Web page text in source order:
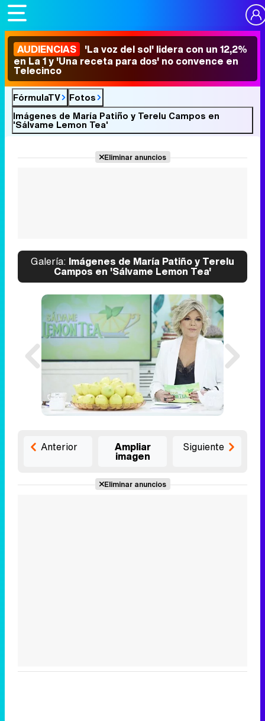
AUDIENCIAS 'La voz del sol' lidera con un 12,2%
en La 1 y 'Una receta para dos' no convence en
Telecinco
FórmulaTV
Fotos
Imágenes de María Patiño y Terelu Campos en
'Sálvame Lemon Tea'
Eliminar anuncios
Galería: Imágenes de María Patiño y Terelu
Campos en 'Sálvame Lemon Tea'
Anterior Ampliar
imagen
Siguiente
Eliminar anuncios